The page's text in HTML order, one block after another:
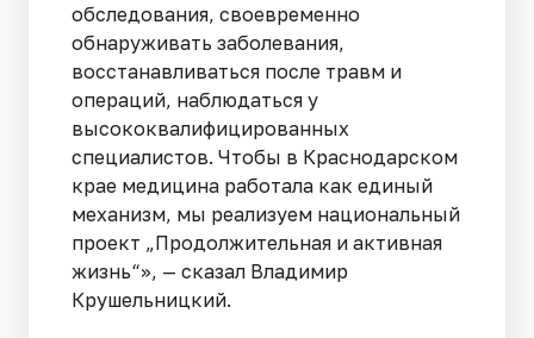
обследования, своевременно
обнаруживать заболевания,
восстанавливаться после травм и
операций, наблюдаться у
высококвалифицированных
специалистов. Чтобы в Краснодарском
крае медицина работала как единый
механизм, мы реализуем национальный
проект „Продолжительная и активная
жизнь“», — сказал Владимир
Крушельницкий.